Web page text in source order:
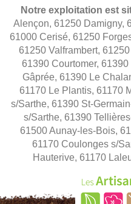
Notre exploitation est
Alençon, 61250 Damigny,
61000 Cerisé, 61250
61250 Valframbert,
61390 Courtomer,
Gâprée, 61390 Le
61170 Le Plantis, 61170
s/Sarthe, 61390 St-
s/Sarthe, 61390
61500 Aunay-les-Bois,
61170 Coulonges s/
Hauterive, 61170